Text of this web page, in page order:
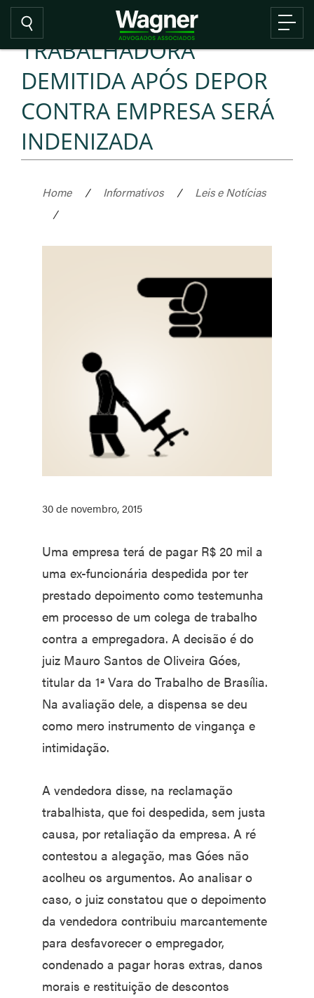
TRABALHADORA
DEMITIDA APÓS DEPOR
CONTRA EMPRESA SERÁ
INDENIZADA
Home / Informativos /
Leis e Notícias
/
30 de novembro, 2015
Uma empresa terá de pagar R$ 20 mil a
uma ex-funcionária despedida por ter
prestado depoimento como testemunha
em processo de um colega de trabalho
contra a empregadora. A decisão é do
juiz Mauro Santos de Oliveira Góes,
titular da 1ª Vara do Trabalho de Brasília.
Na avaliação dele, a dispensa se deu
como mero instrumento de vingança e
intimidação.
A vendedora disse, na reclamação
trabalhista, que foi despedida, sem justa
causa, por retaliação da empresa. A ré
contestou a alegação, mas Góes não
acolheu os argumentos. Ao analisar o
caso, o juiz constatou que o depoimento
da vendedora contribuiu marcantemente
para desfavorecer o empregador,
condenado a pagar horas extras, danos
morais e restituição de descontos